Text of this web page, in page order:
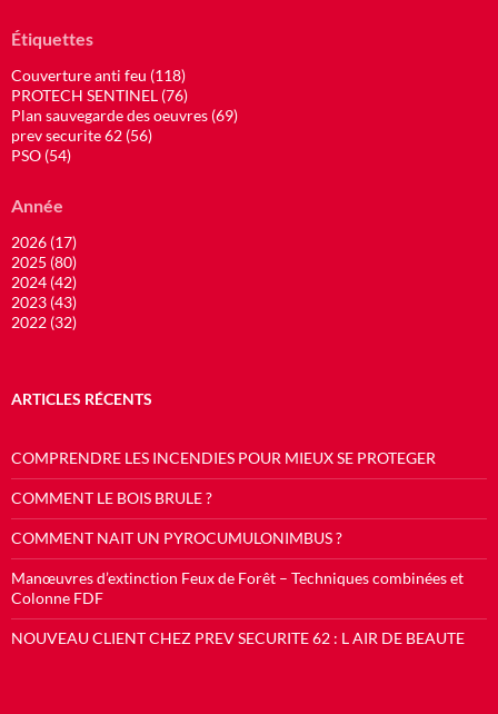
Étiquettes
Couverture anti feu (118)
PROTECH SENTINEL (76)
Plan sauvegarde des oeuvres (69)
prev securite 62 (56)
PSO (54)
Année
2026 (17)
2025 (80)
2024 (42)
2023 (43)
2022 (32)
ARTICLES RÉCENTS
COMPRENDRE LES INCENDIES POUR MIEUX SE PROTEGER
COMMENT LE BOIS BRULE ?
COMMENT NAIT UN PYROCUMULONIMBUS ?
Manœuvres d’extinction Feux de Forêt – Techniques combinées et
Colonne FDF
NOUVEAU CLIENT CHEZ PREV SECURITE 62 : L AIR DE BEAUTE